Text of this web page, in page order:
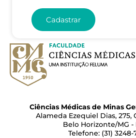
Cadastrar
Ciências Médicas de Minas
Alameda Ezequiel Dias, 275,
Belo Horizonte/MG -
Telefone: (31) 3248-